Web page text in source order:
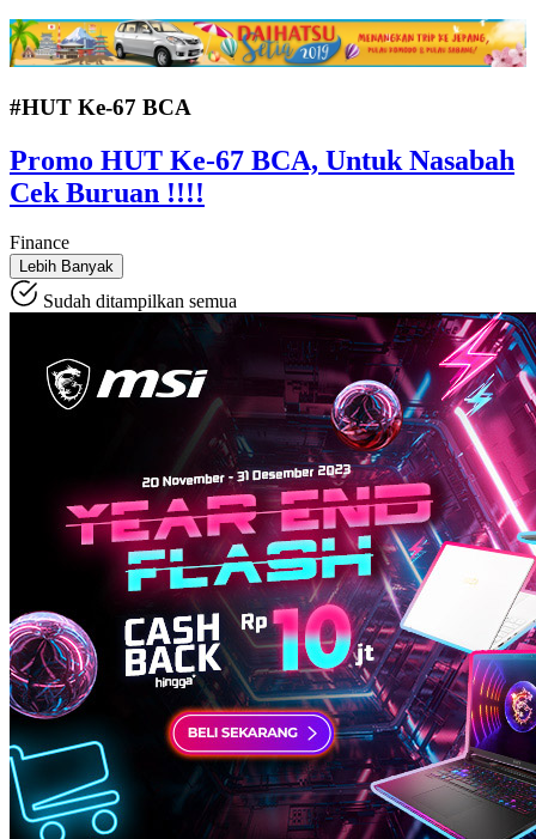
#HUT Ke-67 BCA
Promo HUT Ke-67 BCA, Untuk Nasabah
Cek Buruan !!!!
Finance
Lebih Banyak
Sudah ditampilkan semua